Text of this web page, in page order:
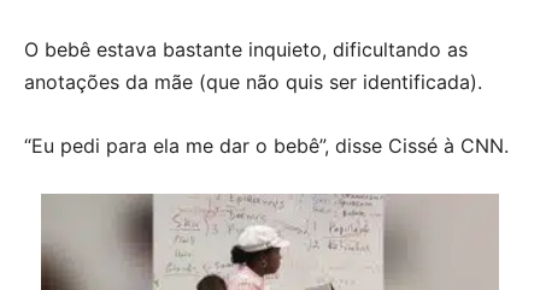
O bebê estava bastante inquieto, dificultando as
anotações da mãe (que não quis ser identificada).
“Eu pedi para ela me dar o bebê”, disse Cissé à CNN.